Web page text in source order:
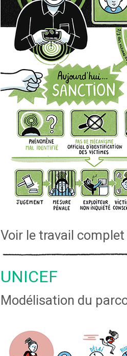
Voir le travail complet
UNICEF
Modélisation du